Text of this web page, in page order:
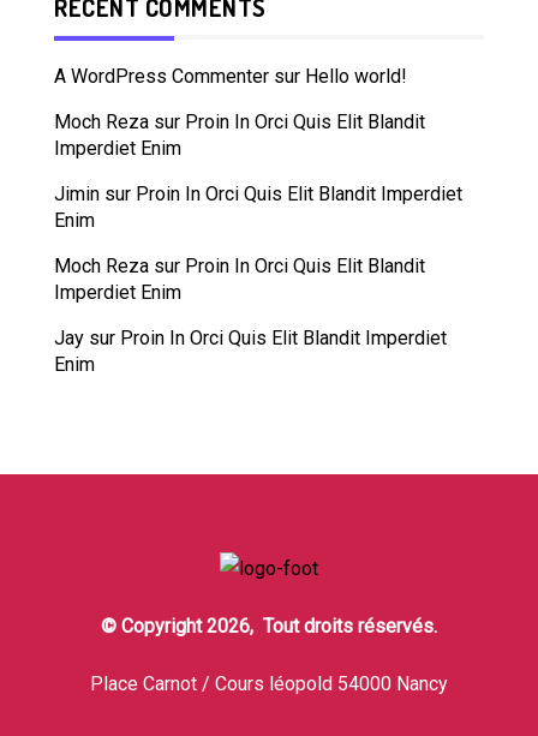
RECENT COMMENTS
A WordPress Commenter sur Hello world!
Moch Reza sur Proin In Orci Quis Elit Blandit
Imperdiet Enim
Jimin sur Proin In Orci Quis Elit Blandit Imperdiet
Enim
Moch Reza sur Proin In Orci Quis Elit Blandit
Imperdiet Enim
Jay sur Proin In Orci Quis Elit Blandit Imperdiet
Enim
© Copyright 2026, Tout droits réservés.
Place Carnot / Cours léopold 54000 Nancy